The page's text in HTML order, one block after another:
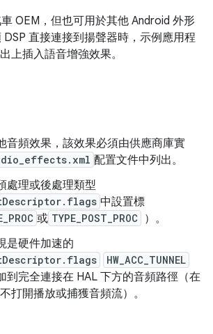
OEM，但也可用於其他 Android 外形
直接連接到揚聲器時，示例應用程
上插入語音增強效果。
音頻效果，該效果必須由供應商庫實
配置文件中列出。
處理或後處理類型
中設置標
或 TYPE_POST_PROC
）。
是硬件加速的
HW_ACC_TUNNEL
到完全連接在 HAL 下方的音頻路徑（在
打開播放或捕獲音頻流）。